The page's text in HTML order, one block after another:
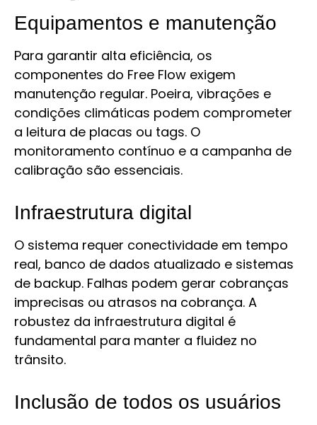
Equipamentos e manutenção
Para garantir alta eficiência, os
componentes do Free Flow exigem
manutenção regular. Poeira, vibrações e
condições climáticas podem comprometer
a leitura de placas ou tags. O
monitoramento contínuo e a campanha de
calibração são essenciais.
Infraestrutura digital
O sistema requer conectividade em tempo
real, banco de dados atualizado e sistemas
de backup. Falhas podem gerar cobranças
imprecisas ou atrasos na cobrança. A
robustez da infraestrutura digital é
fundamental para manter a fluidez no
trânsito.
Inclusão de todos os usuários